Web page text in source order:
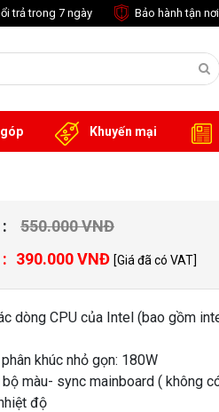
trả trong 7 ngày Bảo hành tận nơi
Khuyến mại
550.000 VNĐ
390.000 VNĐ [Giá đã có VAT]
dòng CPU của Intel (bao gồm
khúc nhỏ gọn: 180W
bộ màu- sync mainboard ( không
độ